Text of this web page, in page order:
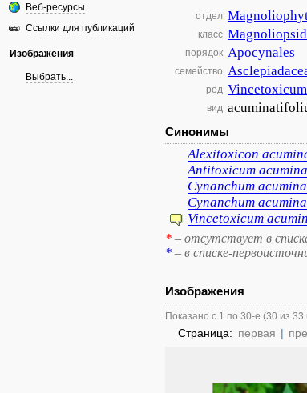
Веб-ресурсы
Ссылки для публикаций
Изображения
Выбрать...
отдел
класс
порядок Apocynales
семейство
род Vincetoxicum
вид
Синонимы
Alexitoxicon
Antitoxicum
Cynanchum
Cynanchum
Vincetoxicum
* – отсутствует в
* – в списке-
Изображения
Показано с 1 по 30-е (30 из
Страница: первая |